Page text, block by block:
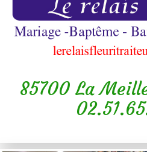
85700 La